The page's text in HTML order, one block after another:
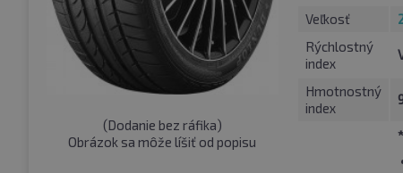
(Dodanie bez ráfika)
Obrázok sa môže líšiť od popisu
Veľkosť
Rýchlostný
index
Hmotnostný
index